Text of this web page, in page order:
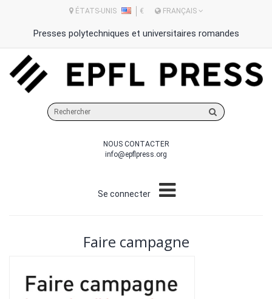
ÉTATS-UNIS € FRANÇAIS
Presses polytechniques et universitaires romandes
sur
site
NOUS CONTACTER
info@epflpress.org
Se connecter
Faire campagne